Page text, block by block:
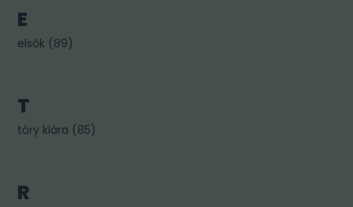
E
elsők (89)
T
tőry klára (85)
R